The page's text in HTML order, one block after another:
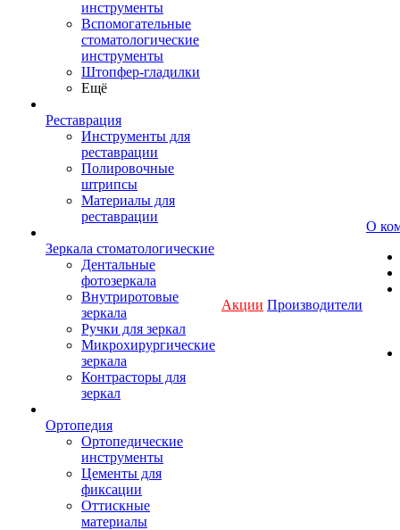
инструменты
Вспомогательные
стоматологические
инструменты
Штопфер-гладилки
Ещё
Реставрация
Инструменты для
реставрации
Полировочные
штрипсы
Материалы для
реставрации
Зеркала стоматологические
Дентальные
фотозеркала
Внутриротовые
зеркала
Ручки для зеркал
Микрохирургические
зеркала
Контрасторы для
зеркал
Ортопедия
Ортопедические
инструменты
Цементы для
фиксации
Оттискные
материалы
Акции Производители
О